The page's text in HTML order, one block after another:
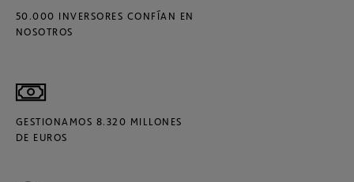
50.000 INVERSORES CONFÍAN EN
NOSOTROS
GESTIONAMOS 8.320 MILLONES
DE EUROS